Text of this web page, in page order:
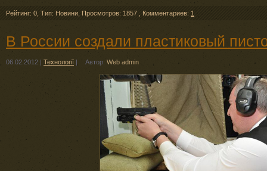
Рейтинг: 0 Тип: Новини Просмотров: 1857 Комментариев: 1
В России создали пластиковый
06.02.2012 Технології Автор: Web admin